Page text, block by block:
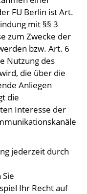
FU Berlin ist Art.
mit §§ 3
zum Zwecke der
bzw. Art. 6
Nutzung des
die über die
Anliegen
die
Interesse der
jederzeit durch
Ihr Recht auf